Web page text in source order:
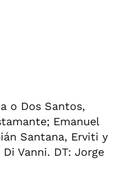
o Dos Santos,
Emanuel
Santana, Erviti y
Vanni. DT: Jorge